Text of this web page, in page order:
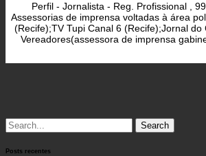
Perfil - Jornalista - Reg. Profissional ,
Assessorias de imprensa voltadas à área
(Recife);TV Tupi Canal 6 (Recife);Jornal
Vereadores(assessora de imprensa
Search
for:
Posts recentes